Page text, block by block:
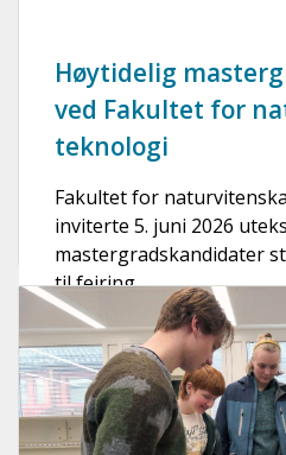
Høytidelig
ved Fakultet for
teknologi
Fakultet for
inviterte 5. juni 2026
mastergradskandidater
til feiring.